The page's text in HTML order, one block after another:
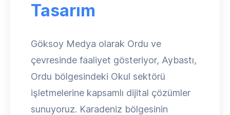
Tasarım
Göksoy Medya olarak Ordu ve
çevresinde faaliyet gösteriyor, Aybastı,
Ordu bölgesindeki Okul sektörü
işletmelerine kapsamlı dijital çözümler
sunuyoruz. Karadeniz bölgesinin